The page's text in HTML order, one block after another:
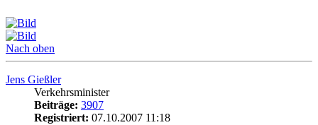
Nach oben
Jens Gießler
Verkehrsminister
Beiträge: 3907
Registriert: 07.10.2007 11:18